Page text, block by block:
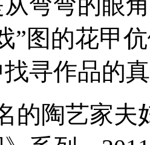
”图的花甲
寻作品的
陶艺家夫